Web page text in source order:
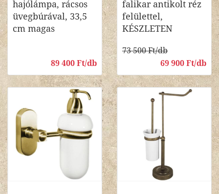
hajólámpa, rácsos
üvegbúrával, 33,5
cm magas
89 400 Ft/db
falikar antikolt réz
felülettel,
KÉSZLETEN
73 500 Ft/db
69 900 Ft/db